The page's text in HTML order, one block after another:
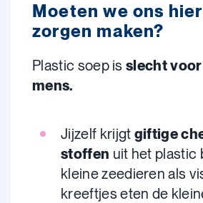
Moeten we ons
zorgen maken?
Plastic soep isslecht
mens.
Jijzelf krijgt giftige
stoffen uit het plastic
kleine zeedieren als
kreeftjes eten de